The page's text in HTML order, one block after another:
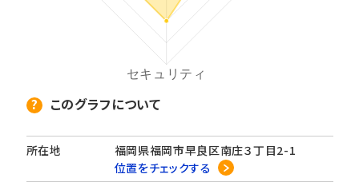
このグラフについて
所在地
福岡県福岡市早良区南庄３丁目2-1
位置をチェックする